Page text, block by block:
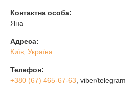
Контактна особа:
Яна
Адреса:
Київ, Україна
Телефон:
+380 (67) 465-67-63 , viber/telegram